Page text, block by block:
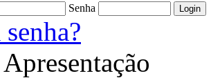
Senha
Apresentação